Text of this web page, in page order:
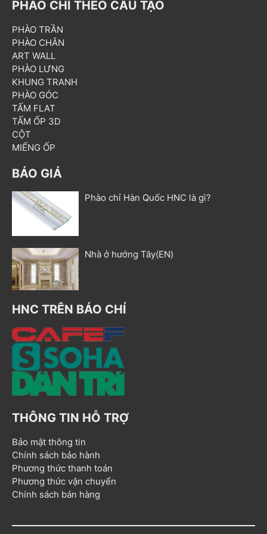
PHÀO CHỈ THEO CẤU TẠO
PHÀO TRẦN
PHÀO CHÂN
ART WALL
PHÀO LƯNG
KHUNG TRANH
PHÀO GÓC
TẤM FLAT
TẤM ỐP 3D
CỘT
MIẾNG ỐP
BÁO GIÁ
Phào chỉ Hàn Quốc HNC là gì?
Nhà ở hướng Tây(EN)
HNC TRÊN BÁO CHÍ
THÔNG TIN HỖ TRỢ
Bảo mật thông tin
Chính sách bảo hành
Phương thức thanh toán
Phương thức vận chuyển
Chính sách bán hàng